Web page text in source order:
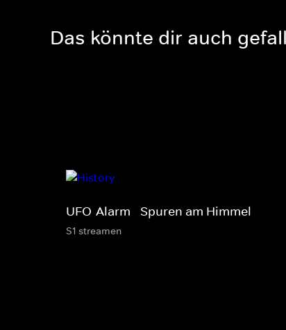
Das könnte dir auch
UFO-Alarm - Spuren am Himmel
S1 streamen